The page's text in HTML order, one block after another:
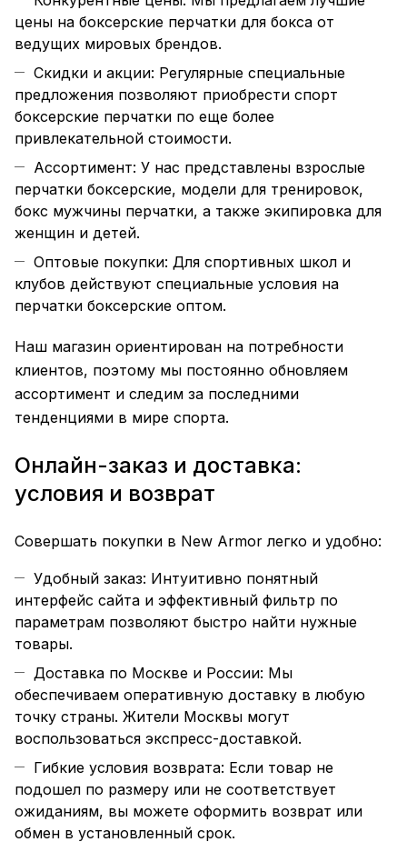
цены на боксерские перчатки для бокса от
ведущих мировых брендов.
Скидки и акции: Регулярные специальные
предложения позволяют приобрести спорт
боксерские перчатки по еще более
привлекательной стоимости.
Ассортимент: У нас представлены взрослые
перчатки боксерские, модели для тренировок,
бокс мужчины перчатки, а также экипировка для
женщин и детей.
Оптовые покупки: Для спортивных школ и
клубов действуют специальные условия на
перчатки боксерские оптом.
Наш магазин ориентирован на потребности
клиентов, поэтому мы постоянно обновляем
ассортимент и следим за последними
тенденциями в мире спорта.
Онлайн-заказ и доставка:
условия и возврат
Совершать покупки в New Armor легко и удобно:
Удобный заказ: Интуитивно понятный
интерфейс сайта и эффективный фильтр по
параметрам позволяют быстро найти нужные
товары.
Доставка по Москве и России: Мы
обеспечиваем оперативную доставку в любую
точку страны. Жители Москвы могут
воспользоваться экспресс-доставкой.
Гибкие условия возврата: Если товар не
подошел по размеру или не соответствует
ожиданиям, вы можете оформить возврат или
обмен в установленный срок.